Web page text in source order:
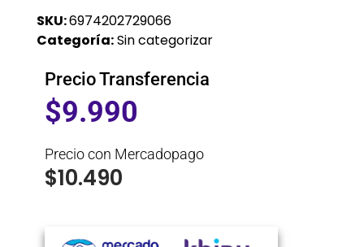
SKU:6974202729066
Categoría:Sin categorizar
Precio Transferencia
$9.990
Precio con Mercadopago
$10.490